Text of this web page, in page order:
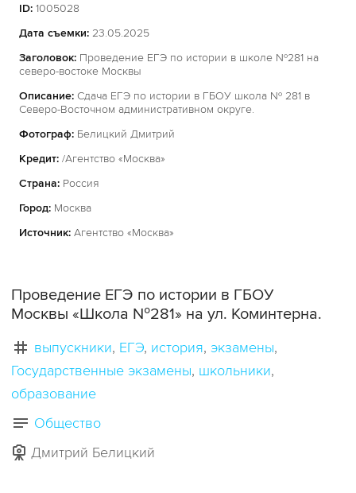
ID: 1005028
Дата съемки: 23.05.2025
Заголовок: Проведение ЕГЭ по истории в школе №281 на
северо-востоке Москвы
Описание: Сдача ЕГЭ по истории в ГБОУ школа № 281 в
Северо-Восточном административном округе.
Фотограф: Белицкий Дмитрий
Кредит: /Агентство «Москва»
Страна: Россия
Город: Москва
Источник: Агентство «Москва»
Проведение ЕГЭ по истории в ГБОУ
Москвы «Школа №281» на ул. Коминтерна.
выпускники ЕГЭ история экзамены
Государственные экзамены школьники
образование
Общество
Дмитрий Белицкий